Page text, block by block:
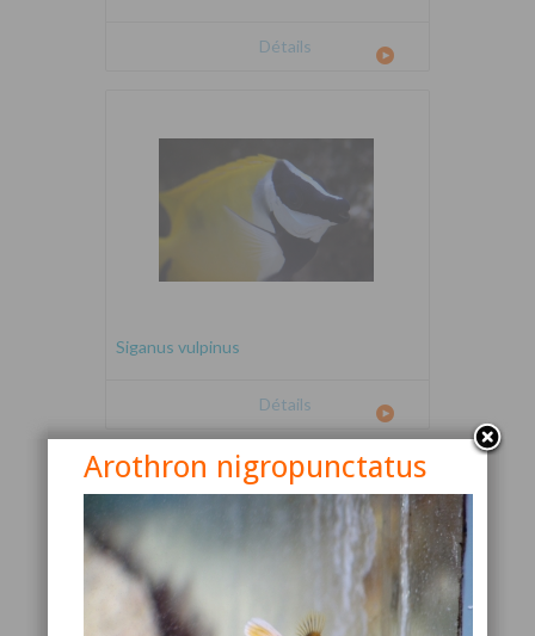
Détails
Siganus vulpinus
Détails
Arothron nigropunctatus